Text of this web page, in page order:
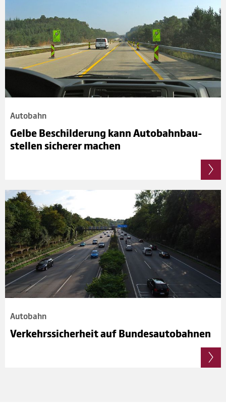
Auto­bahn
Gelbe Beschil­de­rung kann Auto­bahn­bau­
stel­len siche­rer machen
Auto­bahn
Ver­kehrs­si­cher­heit auf Bun­des­au­to­bah­nen